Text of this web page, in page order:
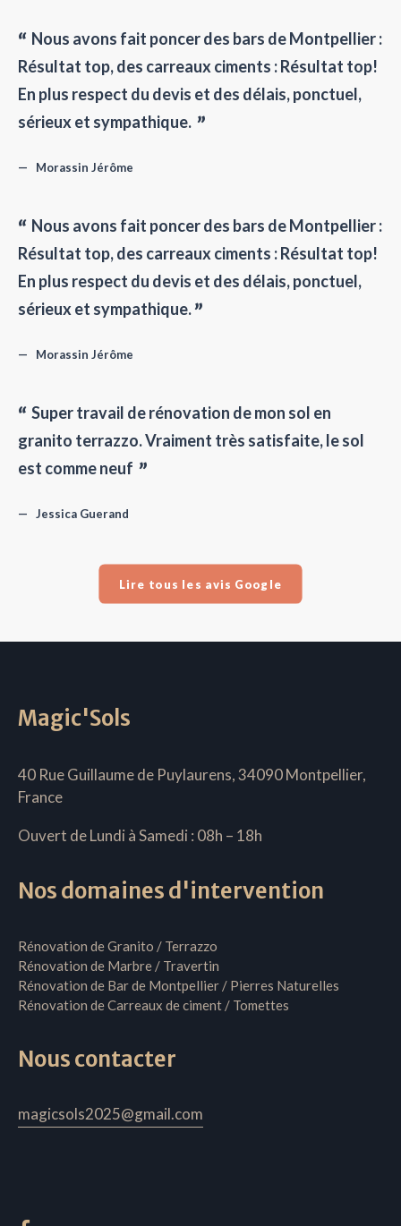
Nous avons fait poncer des bars de Montpellier :
Résultat top, des carreaux ciments : Résultat top!
En plus respect du devis et des délais, ponctuel,
sérieux et sympathique.
Morassin Jérôme
Nous avons fait poncer des bars de Montpellier :
Résultat top, des carreaux ciments : Résultat top!
En plus respect du devis et des délais, ponctuel,
sérieux et sympathique.
Morassin Jérôme
Super travail de rénovation de mon sol en
granito terrazzo. Vraiment très satisfaite, le sol
est comme neuf
Jessica Guerand
Lire tous les avis Google
Magic'Sols
40 Rue Guillaume de Puylaurens, 34090 Montpellier,
France
Ouvert de Lundi à Samedi : 08h – 18h
Nos domaines d'intervention
Rénovation de Granito / Terrazzo
Rénovation de Marbre / Travertin
Rénovation de Bar de Montpellier / Pierres Naturelles
Rénovation de Carreaux de ciment / Tomettes
Nous contacter
magicsols2025@gmail.com